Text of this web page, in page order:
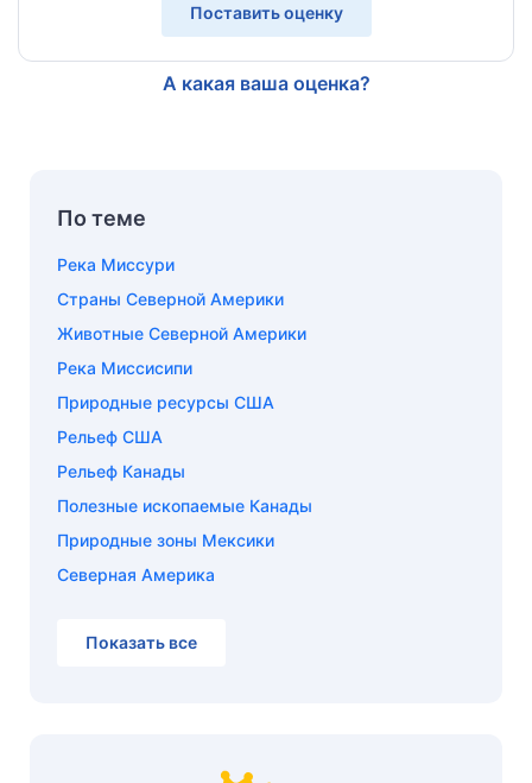
Поставить оценку
А какая ваша оценка?
По теме
Река Миссури
Страны Северной Америки
Животные Северной Америки
Река Миссисипи
Природные ресурсы США
Рельеф США
Рельеф Канады
Полезные ископаемые Канады
Природные зоны Мексики
Северная Америка
Показать все